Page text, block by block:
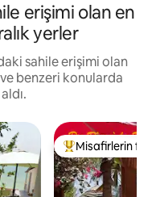
erişimi olan en
yerler
sahile erişimi olan
benzeri konularda
Misafirlerin
Misafirlerin